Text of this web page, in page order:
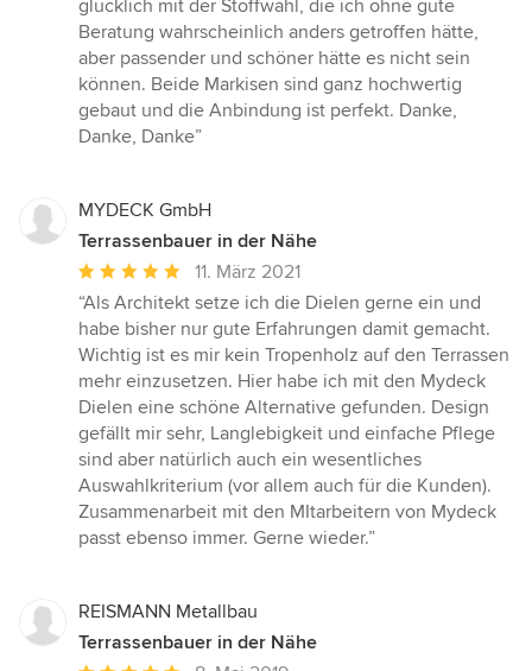
glücklich mit der Stoffwahl, die ich ohne gute
Beratung wahrscheinlich anders getroffen hätte,
aber passender und schöner hätte es nicht sein
können. Beide Markisen sind ganz hochwertig
gebaut und die Anbindung ist perfekt. Danke,
Danke, Danke”
MYDECK GmbH
Terrassenbauer in der Nähe
Durchschnittliche
Bewertung:
5
von
5
Sternen
11. März 2021
“Als Architekt setze ich die Dielen gerne ein und
habe bisher nur gute Erfahrungen damit gemacht.
Wichtig ist es mir kein Tropenholz auf den Terrassen
mehr einzusetzen. Hier habe ich mit den Mydeck
Dielen eine schöne Alternative gefunden. Design
gefällt mir sehr, Langlebigkeit und einfache Pflege
sind aber natürlich auch ein wesentliches
Auswahlkriterium (vor allem auch für die Kunden).
Zusammenarbeit mit den MItarbeitern von Mydeck
passt ebenso immer. Gerne wieder.”
REISMANN Metallbau
Terrassenbauer in der Nähe